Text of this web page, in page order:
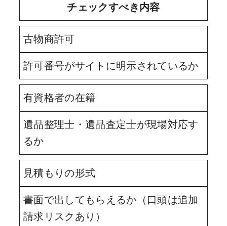
チェックすべき内容
古物商許可
許可番号がサイトに明示されているか
有資格者の在籍
遺品整理士・遺品査定士が現場対応す
るか
見積もりの形式
書面で出してもらえるか（口頭は追加
請求リスクあり）